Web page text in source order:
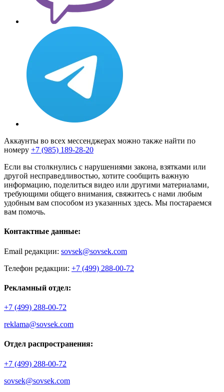
Аккаунты во всех мессенджерах можно также найти по
номеру +7 (985) 189-28-20
Если вы столкнулись с нарушениями закона, взятками или
другой несправедливостью, хотите сообщить важную
информацию, поделиться видео или другими материалами,
требующими общего внимания, свяжитесь с нами любым
удобным вам способом из указанных здесь. Мы постараемся
вам помочь.
Контактные данные:
Email редакции: sovsek@sovsek.com
Телефон редакции: +7 (499) 288-00-72
Рекламный отдел:
+7 (499) 288-00-72
reklama@sovsek.com
Отдел распространения:
+7 (499) 288-00-72
sovsek@sovsek.com